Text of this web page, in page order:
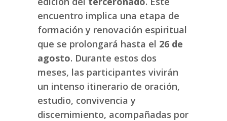
encuentro implica una etapa de
formación y renovación espiritual
que se prolongará hasta el 26 de
agosto. Durante estos dos
meses, las participantes vivirán
un intenso itinerario de oración,
estudio, convivencia y
discernimiento, acompañadas por